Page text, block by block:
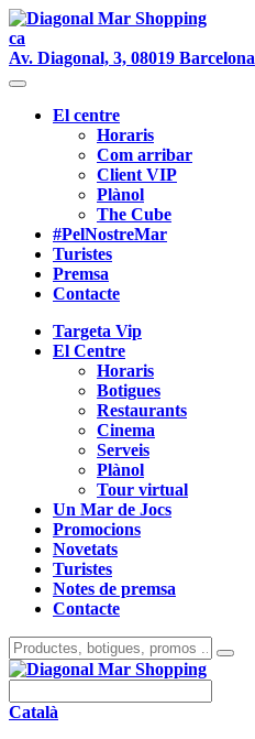
ca
Av. Diagonal, 3, 08019 Barcelona
El centre
Horaris
Com arribar
Client VIP
Plànol
The Cube
#PelNostreMar
Turistes
Premsa
Contacte
Targeta Vip
El Centre
Horaris
Botigues
Restaurants
Cinema
Serveis
Plànol
Tour virtual
Un Mar de Jocs
Promocions
Novetats
Turistes
Notes de premsa
Contacte
Català